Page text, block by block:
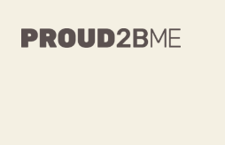
WAAR BEN JE